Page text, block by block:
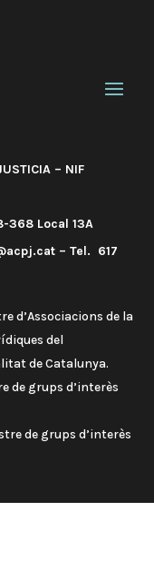
– NIF
368 Local 13A
– Tel. 617
d’Associacions de la
del
de Catalunya.
de grups d’interès
de grups d’interès